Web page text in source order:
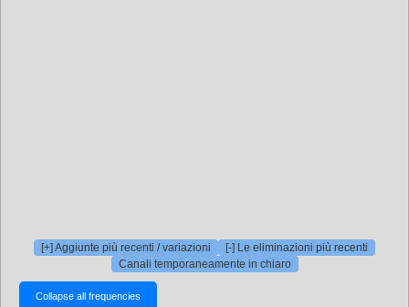
[+] Aggiunte più recenti / variazioni
[-] Le eliminazioni più recenti
Canali temporaneamente in chiaro